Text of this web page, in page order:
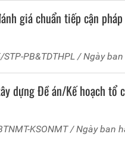
giá chuẩn tiếp cận
STP-PB&TDTHPL / Ngày
dựng Đề án/Kế hoạch
KSONMT / Ngày ban